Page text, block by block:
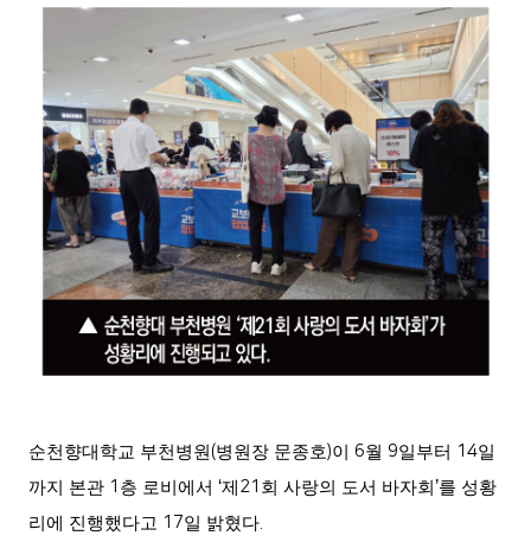
순천향대학교 부천병원 (병원장 문종호)이 6월 9일부터 14일
까지 본관 1 층 로비에서 ‘제 21 회 사랑의 도서 바자회 ’를 성황
리에 진행했다고 17일 밝혔다.